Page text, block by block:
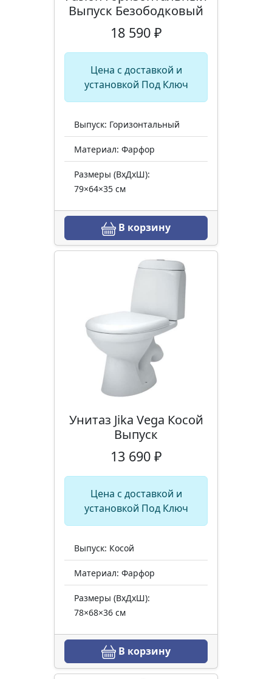
Выпуск Безободковый
18 590 ₽
Цена с доставкой и
установкой Под Ключ
Выпуск: Горизонтальный
Материал: Фарфор
Размеры (ВхДхШ):
79×64×35 см
В корзину
Унитаз Jika Vega Косой
Выпуск
13 690 ₽
Цена с доставкой и
установкой Под Ключ
Выпуск: Косой
Материал: Фарфор
Размеры (ВхДхШ):
78×68×36 см
В корзину